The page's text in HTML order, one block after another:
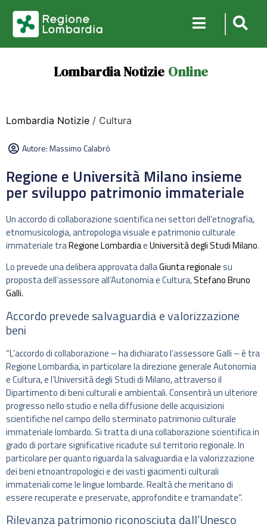
Lombardia Notizie Online
Lombardia Notizie / Cultura
Autore:Massimo Calabrò
Regione e Università Milano insieme
per sviluppo patrimonio immateriale
Un accordo di collaborazione scientifica nei settori dell’etnografia,
etnomusicologia, antropologia visuale e patrimonio culturale
immateriale traRegione LombardiaeUniversità degli Studi Milano.
Lo prevede una delibera approvata dallaGiunta regionalesu
proposta dell’assessore all’Autonomia e Cultura,Stefano Bruno
Galli.
Accordo prevede salvaguardia e valorizzazione
beni
“L’accordo di collaborazione – ha dichiarato l’assessore Galli – è tra
Regione Lombardia, in particolare la direzione generale Autonomia
e Cultura, e l’Università degli Studi di Milano, attraverso il
Dipartimento di beni culturali e ambientali. Consentirà un ulteriore
progresso nello studio e nella diffusione delle acquisizioni
scientifiche nel campo dello sterminato patrimonio culturale
immateriale lombardo. Si tratta di una collaborazione scientifica in
grado di portare significative ricadute sul territorio regionale. In
particolare per quanto riguarda la salvaguardia e la valorizzazione
dei beni etnoantropologici e dei vasti giacimenti culturali
immateriali come le lingue lombarde. Realtà che meritano di
essere recuperate e preservate, approfondite e tramandate”.
Rilevanza patrimonio riconosciuta dall’Unesco